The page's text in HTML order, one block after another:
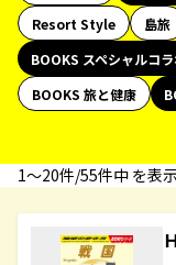
Resort Style
島旅
BOOKS スペシャルコ
BOOKS 旅と健康
1〜20件/55件中 を表